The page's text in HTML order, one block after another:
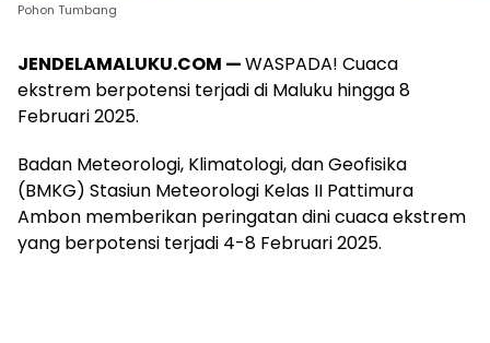
Pohon Tumbang
JENDELAMALUKU.COM —WASPADA! Cuaca
ekstrem berpotensi terjadi di Maluku hingga 8
Februari 2025.
Badan Meteorologi, Klimatologi, dan Geofisika
(BMKG) Stasiun Meteorologi Kelas II Pattimura
Ambon memberikan peringatan dini cuaca ekstrem
yang berpotensi terjadi 4-8 Februari 2025.